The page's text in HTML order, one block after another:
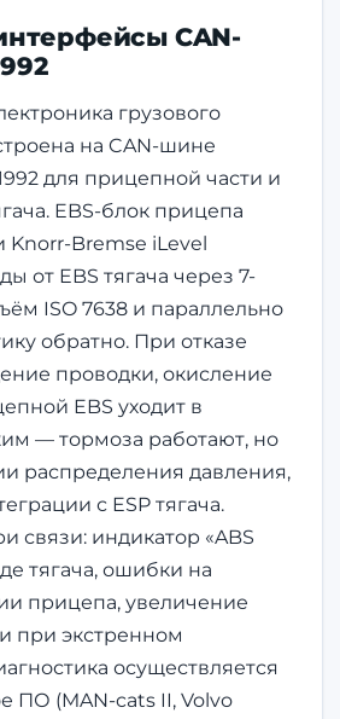
CAN-
грузового
на CAN-шине
для прицепной части и
EBS-блок прицепа
Knorr-Bremse iLevel
от EBS тягача через 7-
ISO 7638 и параллельно
обратно. При отказе
проводки, окисление
EBS уходит в
— тормоза работают, но
распределения давления,
с ESP тягача.
связи: индикатор «ABS
тягача, ошибки на
прицепа, увеличение
при экстренном
осуществляется
ПО (MAN-cats II, Volvo